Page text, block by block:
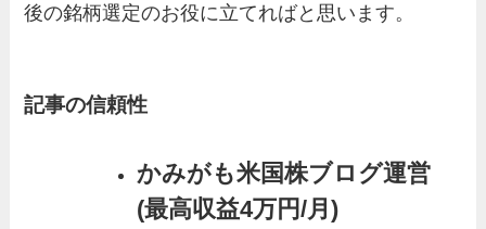
後の銘柄選定のお役に立てればと思います。
記事の信頼性
かみがも米国株ブログ運営
(最高収益4万円/月)